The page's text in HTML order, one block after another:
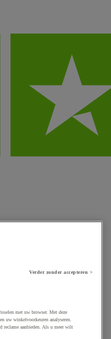
Verder zonder accepteren >
met uw browser. Met deze
uw winkelvoorkeuren analyseren.
reclame aanbieden. Als u meer wilt